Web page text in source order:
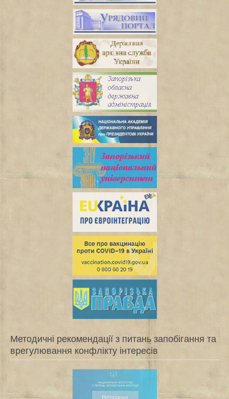
Методичні рекомендації з питань запобігання та
врегулювання конфлікту інтересів